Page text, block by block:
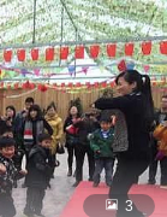
 3